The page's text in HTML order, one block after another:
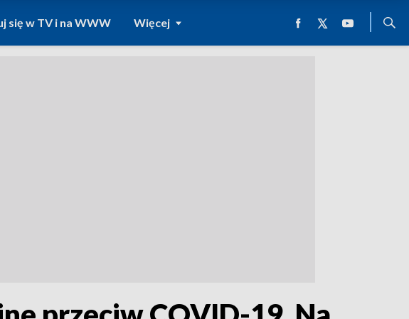
się w TV i na WWW Więcej